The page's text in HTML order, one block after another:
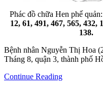
Phác đồ chữa Hen phế quản:
12, 61, 491, 467, 565, 432,
138.
Bệnh nhân Nguyễn Thị Hoa
Tháng 8, quận 3, thành phố
Continue Reading